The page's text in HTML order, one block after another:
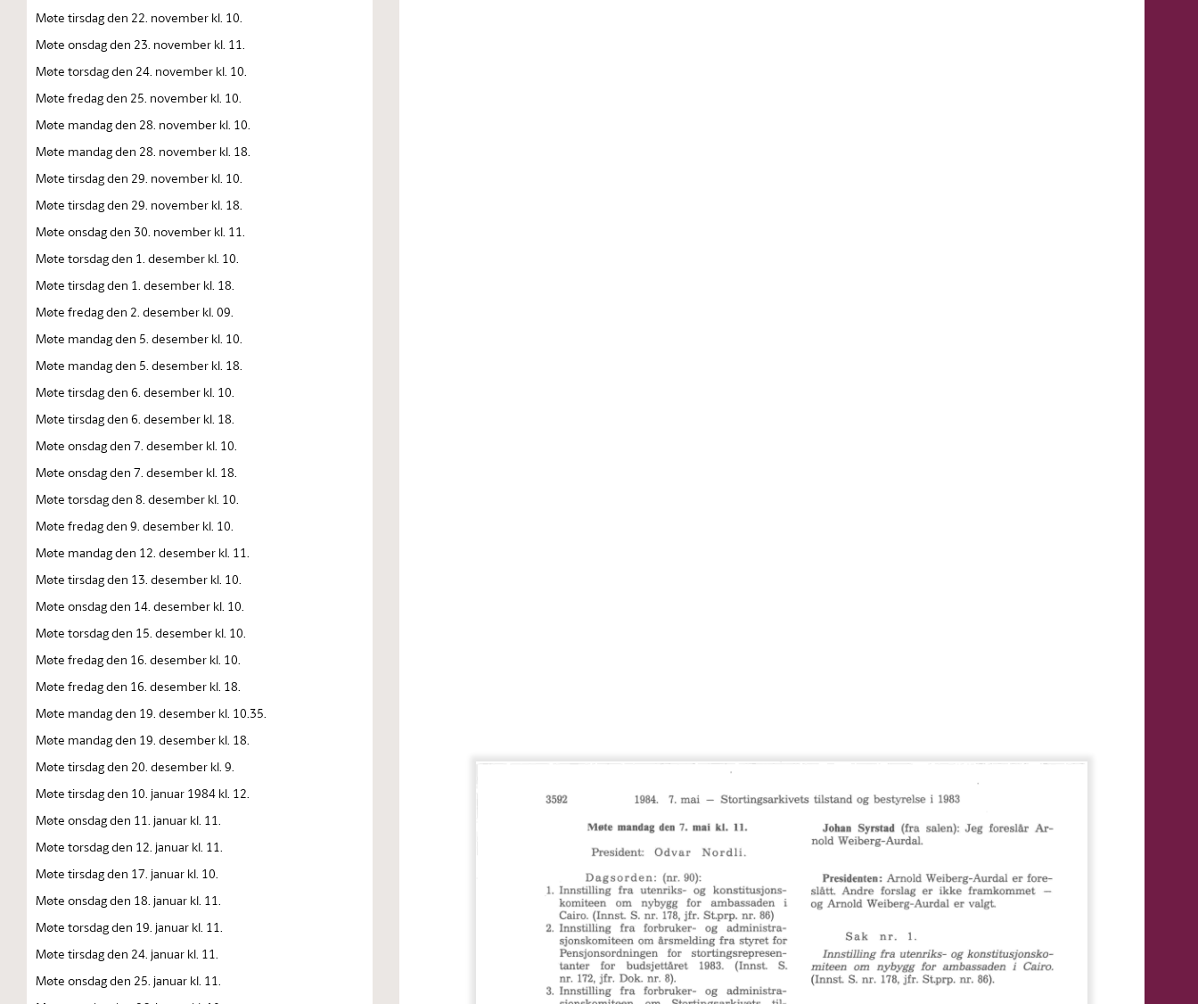
Møte tirsdag den 22. november kl. 10.
Møte onsdag den 23. november kl. 11.
Møte torsdag den 24. november kl. 10.
Møte fredag den 25. november kl. 10.
Møte mandag den 28. november kl. 10.
Møte mandag den 28. november kl. 18.
Møte tirsdag den 29. november kl. 10.
Møte tirsdag den 29. november kl. 18.
Møte onsdag den 30. november kl. 11.
Møte torsdag den 1. desember kl. 10.
Møte tirsdag den 1. desember kl. 18.
Møte fredag den 2. desember kl. 09.
Møte mandag den 5. desember kl. 10.
Møte mandag den 5. desember kl. 18.
Møte tirsdag den 6. desember kl. 10.
Møte tirsdag den 6. desember kl. 18.
Møte onsdag den 7. desember kl. 10.
Møte onsdag den 7. desember kl. 18.
Møte torsdag den 8. desember kl. 10.
Møte fredag den 9. desember kl. 10.
Møte mandag den 12. desember kl. 11.
Møte tirsdag den 13. desember kl. 10.
Møte onsdag den 14. desember kl. 10.
Møte torsdag den 15. desember kl. 10.
Møte fredag den 16. desember kl. 10.
Møte fredag den 16. desember kl. 18.
Møte mandag den 19. desember kl. 10.35.
Møte mandag den 19. desember kl. 18.
Møte tirsdag den 20. desember kl. 9.
Møte tirsdag den 10. januar 1984 kl. 12.
Møte onsdag den 11. januar kl. 11.
Møte torsdag den 12. januar kl. 11.
Møte tirsdag den 17. januar kl. 10.
Møte onsdag den 18. januar kl. 11.
Møte torsdag den 19. januar kl. 11.
Møte tirsdag den 24. januar kl. 11.
Møte onsdag den 25. januar kl. 11.